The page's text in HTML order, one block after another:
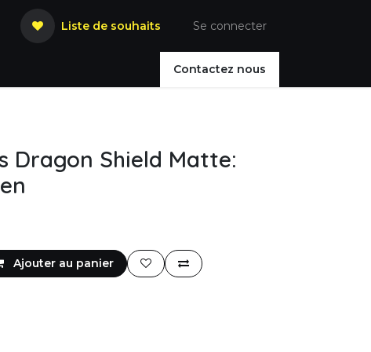
Liste de souhaits Se connecter
Contactez nous
Dragon Shield Matte:
Ajouter au panier